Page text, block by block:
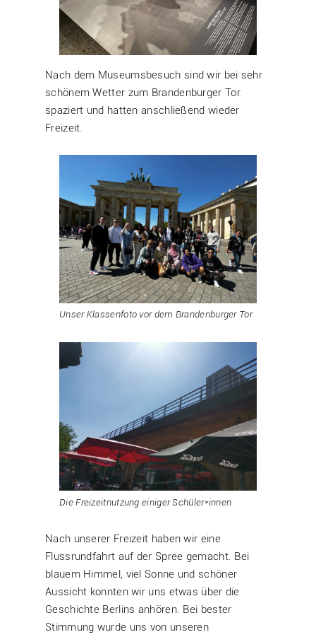
Nach dem Museumsbesuch sind wir bei sehr
schönem Wetter zum Brandenburger Tor
spaziert und hatten anschließend wieder
Freizeit.
Unser Klassenfoto vor dem Brandenburger Tor
DieFreizeitnutzung einiger Schüler*innen
Nach unserer Freizeit haben wir eine
Flussrundfahrt auf der Spree gemacht. Bei
blauem Himmel, viel Sonne und schöner
Aussicht konnten wir uns etwas über die
Geschichte Berlins anhören. Bei bester
Stimmung wurde uns von unseren